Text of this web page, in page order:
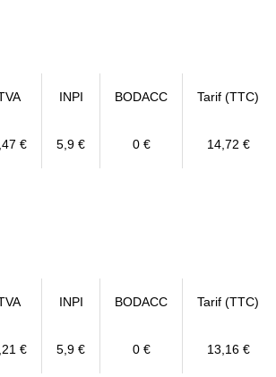
INPI BODACC Tarif (TTC)
€ 5,9 € 0 € 14,72 €
INPI BODACC Tarif (TTC)
€ 5,9 € 0 € 13,16 €